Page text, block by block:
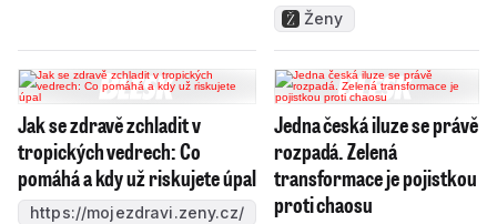
Ženy
Jak se zdravě zchladit v
tropických vedrech: Co
pomáhá a kdy už riskujete úpal
https://mojezdravi.zeny.cz/
Jedna česká iluze se právě
rozpadá. Zelená
transformace je pojistkou
proti chaosu